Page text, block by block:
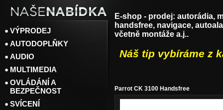
E-shop - prodej: autorádia,
handsfree, navigace,
včetně montáže a.j..
Náš tip vybíráme z
Parrot CK 3100 Handsfree
VÝPRODEJ
AUTODOPLŇKY
AUDIO
MULTIMEDIA
OVLÁDÁNÍ A
BEZPEČNOST
SVÍCENÍ